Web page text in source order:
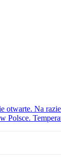
otwarte. Na
Polsce.